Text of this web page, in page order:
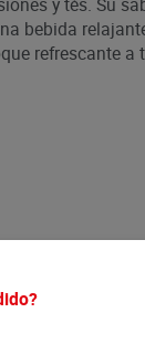
bebida
refrescante a